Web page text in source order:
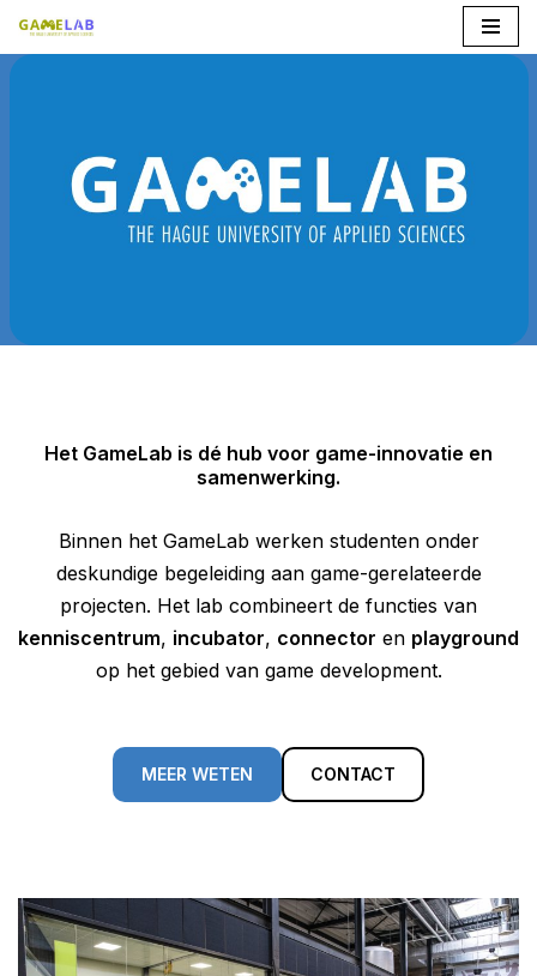
Ga
inhoud
Het GameLab is dé hub voor game-innovatie en
samenwerking.
Binnen het GameLab werken studenten onder
deskundige begeleiding aan game-gerelateerde
projecten. Het lab combineert de functies van
kenniscentrum, incubator, connector en playground
op het gebied van game development.
MEER WETEN CONTACT